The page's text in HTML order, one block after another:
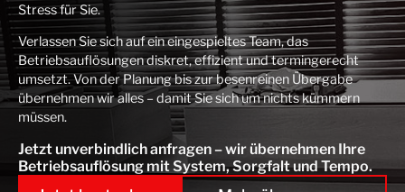
Stress für Sie.
Verlassen Sie sich auf ein eingespieltes Team, das
Betriebsauflösungen diskret, effizient und termingerecht
umsetzt. Von der Planung bis zur besenreinen Übergabe
übernehmen wir alles – damit Sie sich um nichts kümmern
müssen.
Jetzt unverbindlich anfragen – wir übernehmen Ihre
Betriebsauflösung mit System, Sorgfalt und Tempo.